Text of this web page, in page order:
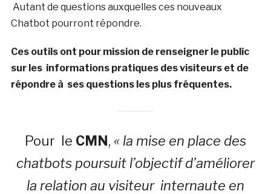
Autant de questions auxquelles ces nouveaux
Chatbot pourront répondre.
Ces outils ont pour mission de renseigner le public
sur les informations pratiques des visiteurs et de
répondre à ses questions les plus fréquentes.
Pour le CMN, « la mise en place des
chatbots poursuit l’objectif d’améliorer
la relation au visiteur internaute en